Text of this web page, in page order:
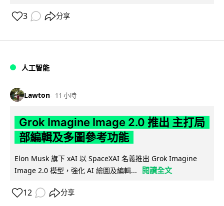
3 分享
人工智能
Lawton 11 小時
Grok Imagine Image 2.0 推出 主打局
部編輯及多圖參考功能
Elon Musk 旗下 xAI 以 SpaceXAI 名義推出 Grok Imagine
Image 2.0 模型，強化 AI 繪圖及編輯...
閱讀全文
12 分享